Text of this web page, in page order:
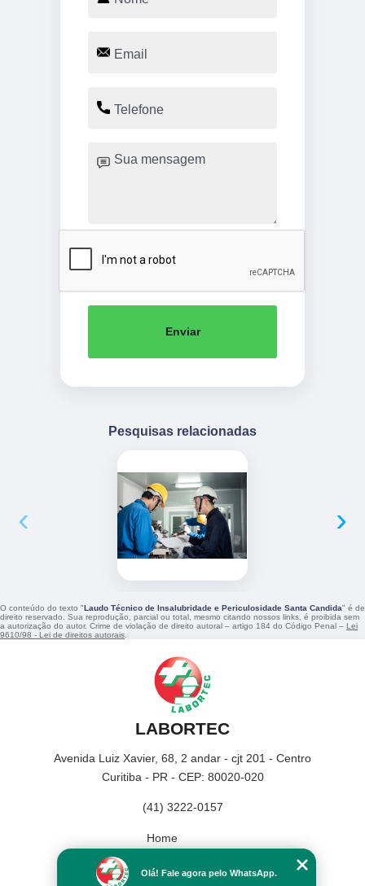
Enviar
Pesquisas relacionadas
‹ ›
O conteúdo do texto "Laudo Técnico de Insalubridade e Periculosidade Santa Candida" é de
direito reservado. Sua reprodução, parcial ou total, mesmo citando nossos links, é proibida sem
a autorização do autor. Crime de violação de direito autoral – artigo 184 do Código Penal – Lei
9610/98 - Lei de direitos autorais
LABORTEC
Avenida Luiz Xavier, 68, 2 andar - cjt 201 - Centro
Curitiba - PR - CEP: 80020-020
(41) 3222-0157
Home
Missão
Olá! Fale agora pelo WhatsApp.